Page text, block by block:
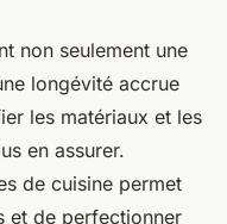
non seulement une
longévité accrue
les matériaux et les
en assurer.
de cuisine permet
et de perfectionner